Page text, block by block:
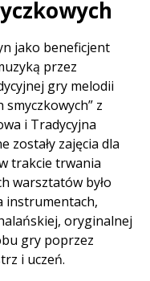
jako beneficjent
przez
gry melodii
z
i Tradycyjna
zostały zajęcia dla
trakcie trwania
warsztatów było
instrumentach,
oryginalnej
gry poprzez
i uczeń.